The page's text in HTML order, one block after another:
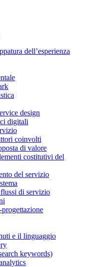
dell’esperienza
design
digitali
coinvolti
di valore
costitutivi del
del servizio
di servizio
e il linguaggio
keywords)